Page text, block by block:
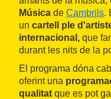
Música de Cambrils.
un cartell ple
internacional, que
durant les nits de la
El programa dóna
oferint una
qualitat que es pot